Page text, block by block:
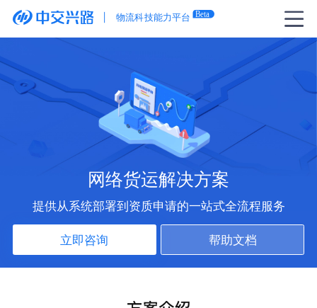
网络货运解决方案
提供从系统部署到资质申请的一站式全流程服务
立即咨询 帮助文档